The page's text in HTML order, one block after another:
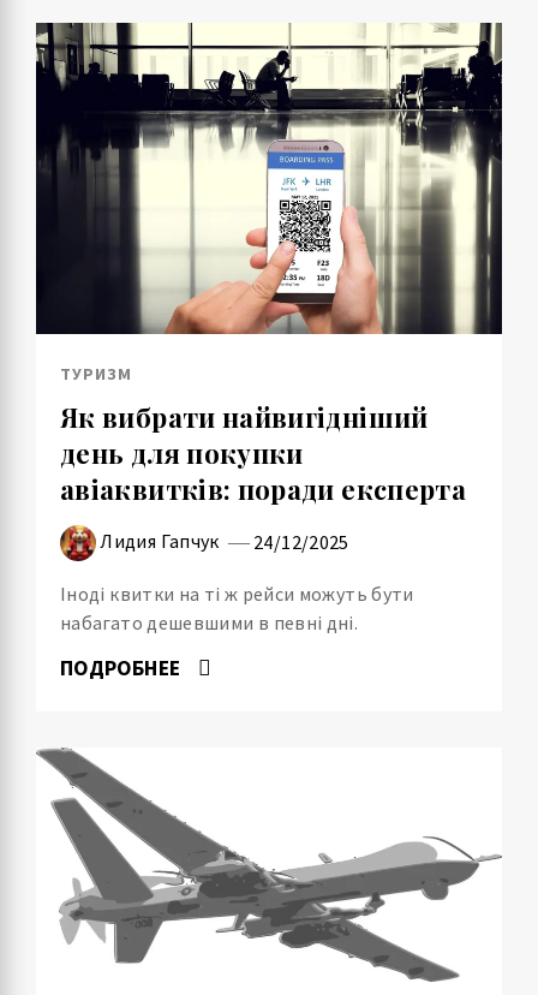
ТУРИЗМ
Як вибрати найвигідніший
день для покупки
авіаквитків: поради експерта
Лидия Гапчук 24/12/2025
Іноді квитки на ті ж рейси можуть бути
набагато дешевшими в певні дні.
ПОДРОБНЕЕ